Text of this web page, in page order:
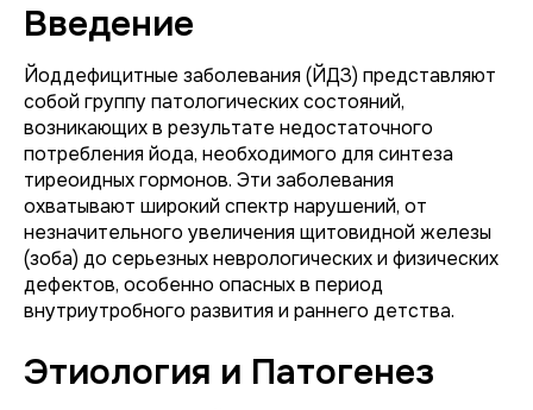
Введение
Йоддефицитные заболевания (ЙДЗ) представляют
собой группу патологических состояний,
возникающих в результате недостаточного
потребления йода, необходимого для синтеза
тиреоидных гормонов. Эти заболевания
охватывают широкий спектр нарушений, от
незначительного увеличения щитовидной железы
(зоба) до серьезных неврологических и физических
дефектов, особенно опасных в период
внутриутробного развития и раннего детства.
Этиология и Патогенез